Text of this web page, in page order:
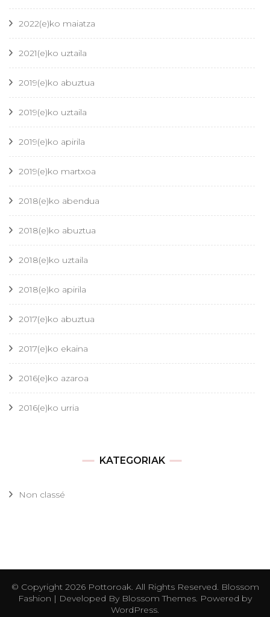
2022(e)ko maiatza
2021(e)ko uztaila
2019(e)ko abuztua
2019(e)ko uztaila
2019(e)ko apirila
2019(e)ko martxoa
2018(e)ko abendua
2018(e)ko abuztua
2018(e)ko uztaila
2018(e)ko apirila
2017(e)ko abuztua
2017(e)ko ekaina
2016(e)ko azaroa
2016(e)ko urria
KATEGORIAK
Non classé
© Copyright 2026 Pottoroak. All Rights Reserved. Blossom
Fashion | Developed By Blossom Themes. Powered by
WordPress.